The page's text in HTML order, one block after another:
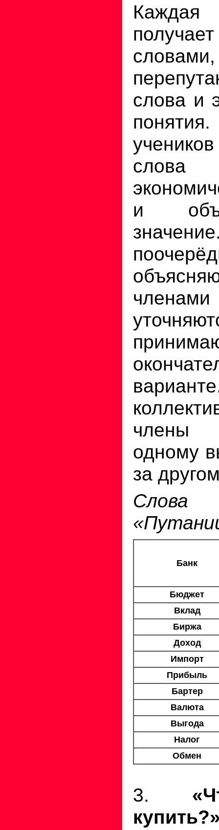
слова и
слова
и
члены
одному
за
Банк
Бюджет
Вклад
Биржа
Доход
Импорт
Прибыль
Бартер
Валюта
Выгода
Налог
Обмен
3.